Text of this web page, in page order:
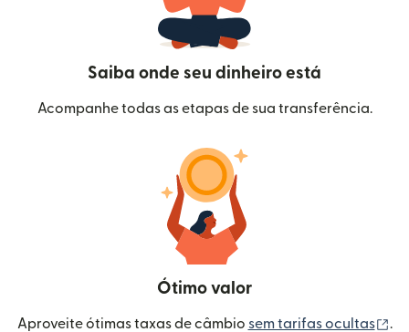
Saiba onde seu dinheiro está
Acompanhe todas as etapas de sua transferência.
Ótimo valor
Aproveite ótimas taxas de câmbio sem tarifas ocultas .